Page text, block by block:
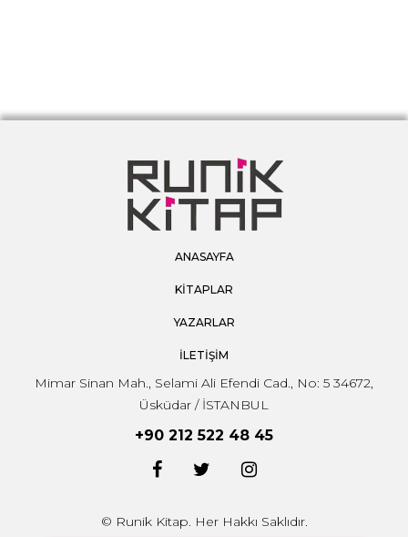
ANASAYFA
KİTAPLAR
YAZARLAR
İLETİŞİM
Mimar Sinan Mah., Selami Ali Efendi Cad., No: 5 34672,
Üsküdar / İSTANBUL
+90 212 522 48 45
© Runik Kitap. Her Hakkı Saklıdır.